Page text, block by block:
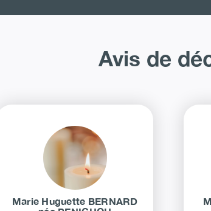
Avis de
Marie Huguette BERNARD